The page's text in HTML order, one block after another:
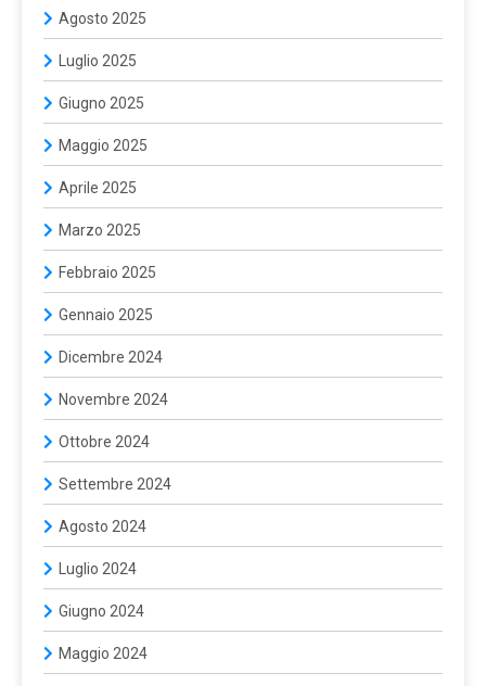
Agosto 2025
Luglio 2025
Giugno 2025
Maggio 2025
Aprile 2025
Marzo 2025
Febbraio 2025
Gennaio 2025
Dicembre 2024
Novembre 2024
Ottobre 2024
Settembre 2024
Agosto 2024
Luglio 2024
Giugno 2024
Maggio 2024